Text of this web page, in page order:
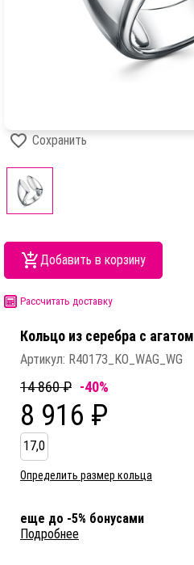
Сохранить
Добавить в корзину
Рассчитать доставку
Кольцо из серебра c агатом
Артикул: R40173_KO_WAG_WG
14 860 ₽ -40%
8 916 ₽
17,0
Определить размер кольца
еще до -5% бонусами
Подробнее